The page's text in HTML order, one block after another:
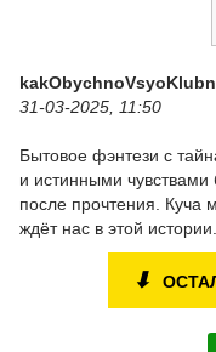
31-03-2025, 11:50
Бытовое фэнтези с
и истинными
после прочтения. Куча
ждёт нас в этой истории.
⬇